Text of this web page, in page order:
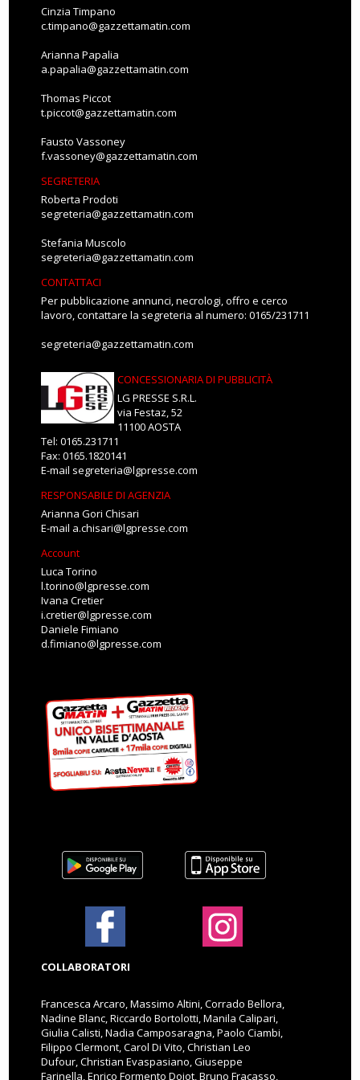
Cinzia Timpano
c.timpano@gazzettamatin.com
Arianna Papalia
a.papalia@gazzettamatin.com
Thomas Piccot
t.piccot@gazzettamatin.com
Fausto Vassoney
f.vassoney@gazzettamatin.com
SEGRETERIA
Roberta Prodoti
segreteria@gazzettamatin.com
Stefania Muscolo
segreteria@gazzettamatin.com
CONTATTACI
Per pubblicazione annunci, necrologi, offro e cerco
lavoro, contattare la segreteria al numero: 0165/231711
segreteria@gazzettamatin.com
CONCESSIONARIA DI PUBBLICITÀ
LG PRESSE S.R.L.
via Festaz, 52
11100 AOSTA
Tel: 0165.231711
Fax: 0165.1820141
E-mail segreteria@lgpresse.com
RESPONSABILE DI AGENZIA
Arianna Gori Chisari
E-mail a.chisari@lgpresse.com
Account
Luca Torino
l.torino@lgpresse.com
Ivana Cretier
i.cretier@lgpresse.com
Daniele Fimiano
d.fimiano@lgpresse.com
COLLABORATORI
Francesca Arcaro, Massimo Altini, Corrado Bellora,
Nadine Blanc, Riccardo Bortolotti, Manila Calipari,
Giulia Calisti, Nadia Camposaragna, Paolo Ciambi,
Filippo Clermont, Carol Di Vito, Christian Leo
Dufour, Christian Evaspasiano, Giuseppe
Farinella, Enrico Formento Dojot, Bruno Fracasso,